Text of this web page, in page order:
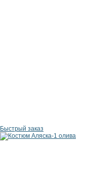
Быстрый заказ